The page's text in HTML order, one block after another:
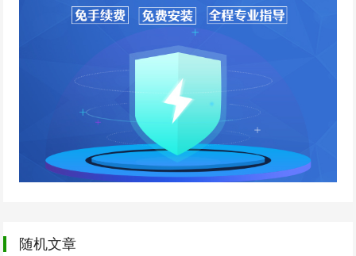
随机文章